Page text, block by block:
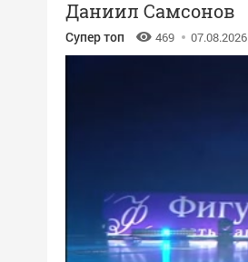
Даниил Самсонов
Супер топ 469 07.08.2026